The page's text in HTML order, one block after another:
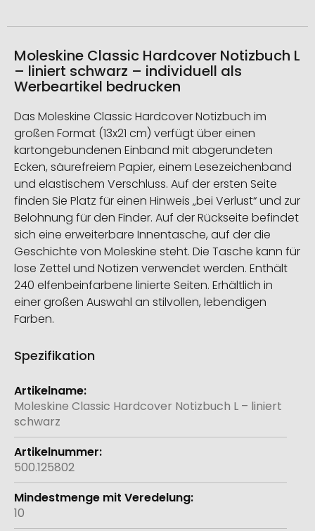
Moleskine Classic Hardcover Notizbuch L
– liniert schwarz – individuell als
Werbeartikel bedrucken
Das Moleskine Classic Hardcover Notizbuch im
großen Format (13x21 cm) verfügt über einen
kartongebundenen Einband mit abgerundeten
Ecken, säurefreiem Papier, einem Lesezeichenband
und elastischem Verschluss. Auf der ersten Seite
finden Sie Platz für einen Hinweis „bei Verlust“ und zur
Belohnung für den Finder. Auf der Rückseite befindet
sich eine erweiterbare Innentasche, auf der die
Geschichte von Moleskine steht. Die Tasche kann für
lose Zettel und Notizen verwendet werden. Enthält
240 elfenbeinfarbene linierte Seiten. Erhältlich in
einer großen Auswahl an stilvollen, lebendigen
Farben.
Spezifikation
Weitere
Informationen
Moleskine Classic Hardcover Notizbuch L – liniert
schwarz
500.125802
10